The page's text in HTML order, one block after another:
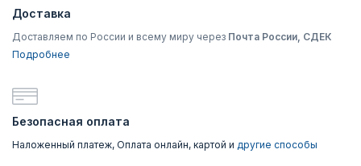
Доставка
Доставляем по России и всему миру через Почта России, СДЕК
Подробнее
Безопасная оплата
Наложенный платеж, Оплата онлайн, картой и другие способы